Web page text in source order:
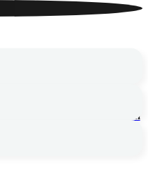
eSIM Space Black, «чёрный